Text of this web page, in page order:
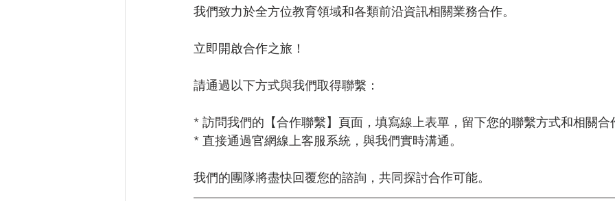
我們致力於全方位教育領域和各類前沿資訊相關業務合作。
立即開啟合作之旅！
請通過以下方式與我們取得聯繫：
* 訪問我們的【合作聯繫】頁面，填寫線上表單，留下您的聯繫方式和相關合
* 直接通過官網線上客服系統，與我們實時溝通。
我們的團隊將盡快回覆您的諮詢，共同探討合作可能。